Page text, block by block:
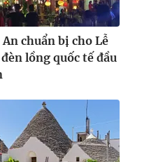
chuẩn bị cho Lễ
lồng quốc tế đầu